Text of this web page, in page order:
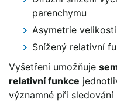
parenchymu
Asymetrie
Snížený relativní
Vyšetření umožňuje
relativní funkce
významné při